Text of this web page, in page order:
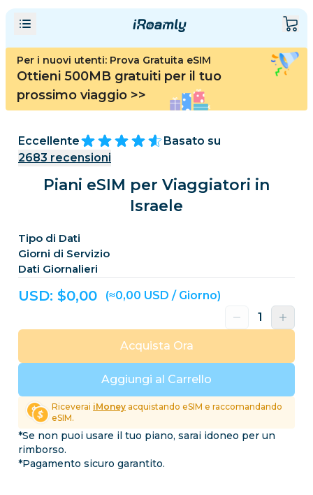
Per i nuovi utenti: Prova Gratuita eSIM
Ottieni 500MB gratuiti per il tuo
prossimo viaggio >>
Eccellente
Basato su
2683 recensioni
Piani eSIM per Viaggiatori in
Israele
Tipo di Dati
Giorni di Servizio
Dati Giornalieri
USD: $0,00 (≈0,00 USD / Giorno)
Aggiungi al Carrello
Acquista Ora
Riceverai iMoney acquistando eSIM e raccomandando
eSIM.
*Se non puoi usare il tuo piano, sarai idoneo per un
rimborso.
*Pagamento sicuro garantito.